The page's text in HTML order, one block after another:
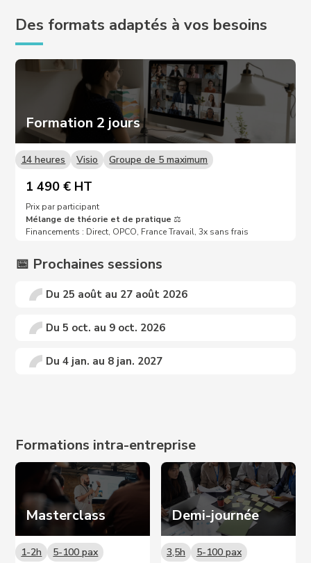
Des formats adaptés à vos besoins
Formation 2 jours
14 heures Visio Groupe de 5 maximum
1 490 € HT
Prix par participant
Mélange de théorie et de pratique⚖️
Financements : Direct, OPCO, France Travail, 3x sans frais
📅 Prochaines sessions
Du 25 août au 27 août 2026
Du 5 oct. au 9 oct. 2026
Du 4 jan. au 8 jan. 2027
Formations intra-entreprise
Masterclass
1-2h 5-100 pax
Demi-journée
3,5h 5-100 pax